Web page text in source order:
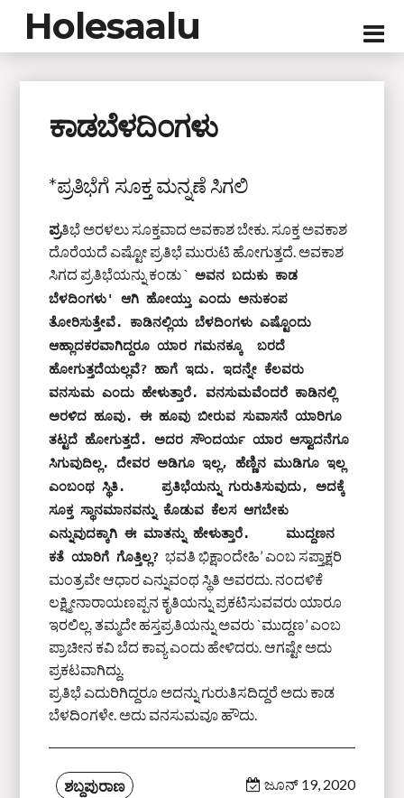
Holesaalu
ಕಾಡಬೆಳದಿಂಗಳು
*ಪ್ರತಿಭೆಗೆ ಸೂಕ್ತ ಮನ್ನಣೆ ಸಿಗಲಿ
ಪ್ರತಿಭೆ ಅರಳಲು ಸೂಕ್ತವಾದ ಅವಕಾಶ ಬೇಕು. ಸೂಕ್ತ ಅವಕಾಶ
ದೊರೆಯದೆ ಎಷ್ಟೋ ಪ್ರತಿಭೆ ಮುರುಟಿ ಹೋಗುತ್ತದೆ. ಅವಕಾಶ
ಸಿಗದ ಪ್ರತಿಭೆಯನ್ನು ಕಂಡು ` ಅವನ ಬದುಕು ಕಾಡ
ಬೆಳದಿಂಗಳು' ಆಗಿ ಹೋಯ್ತು ಎಂದು ಅನುಕಂಪ
ತೋರಿಸುತ್ತೇವೆ. ಕಾಡಿನಲ್ಲಿಯ ಬೆಳದಿಂಗಳು ಎಷ್ಟೊಂದು
ಆಹ್ಲಾದಕರವಾಗಿದ್ದರೂ ಯಾರ ಗಮನಕ್ಕೂ  ಬರದೆ
ಹೋಗುತ್ತದೆಯಲ್ಲವೆ? ಹಾಗೆ ಇದು. ಇದನ್ನೇ ಕೆಲವರು
ವನಸುಮ ಎಂದು ಹೇಳುತ್ತಾರೆ. ವನಸುಮವೆಂದರೆ ಕಾಡಿನಲ್ಲಿ
ಅರಳಿದ ಹೂವು. ಈ ಹೂವು ಬೀರುವ ಸುವಾಸನೆ ಯಾರಿಗೂ
ತಟ್ಟದೆ ಹೋಗುತ್ತದೆ. ಅದರ ಸೌಂದರ್ಯ ಯಾರ ಆಸ್ವಾದನೆಗೂ
ಸಿಗುವುದಿಲ್ಲ. ದೇವರ ಅಡಿಗೂ ಇಲ್ಲ, ಹೆಣ್ಣಿನ ಮುಡಿಗೂ ಇಲ್ಲ
ಎಂಬಂಥ ಸ್ಥಿತಿ.     ಪ್ರತಿಭೆಯನ್ನು ಗುರುತಿಸುವುದು, ಅದಕ್ಕೆ
ಸೂಕ್ತ ಸ್ಥಾನಮಾನವನ್ನು ಕೊಡುವ ಕೆಲಸ ಆಗಬೇಕು
ಎನ್ನುವುದಕ್ಕಾಗಿ ಈ ಮಾತನ್ನು ಹೇಳುತ್ತಾರೆ.     ಮುದ್ದಣನ
ಕತೆ ಯಾರಿಗೆ ಗೊತ್ತಿಲ್ಲ? ಭವತಿ ಭಿಕ್ಷಾಂದೇಹಿ’ ಎಂಬ ಸಪ್ತಾಕ್ಷರಿ
ಮಂತ್ರವೇ ಆಧಾರ ಎನ್ನುವಂಥ ಸ್ಥಿತಿ ಅವರದು. ನಂದಳಿಕೆ
ಲಕ್ಷ್ಮೀನಾರಾಯಣಪ್ಪನ ಕೃತಿಯನ್ನು ಪ್ರಕಟಿಸುವವರು ಯಾರೂ
ಇರಲಿಲ್ಲ. ತಮ್ಮದೇ ಹಸ್ತಪ್ರತಿಯನ್ನು ಅವರು `ಮುದ್ದಣ’ ಎಂಬ
ಪ್ರಾಚೀನ ಕವಿ ಬೆದ ಕಾವ್ಯ ಎಂದು ಹೇಳಿದರು. ಆಗಷ್ಟೇ ಅದು
ಪ್ರಕಟವಾಗಿದ್ದು.
ಪ್ರತಿಭೆ ಎದುರಿಗಿದ್ದರೂ ಅದನ್ನು ಗುರುತಿಸದಿದ್ದರೆ ಅದು ಕಾಡ
ಬೆಳದಿಂಗಳೇ. ಅದು ವನಸುಮವೂ ಹೌದು.
ಶಬ್ದಪುರಾಣ ಜೂನ್ 19, 2020